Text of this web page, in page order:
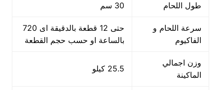
طول اللحام 30 سم
سرعة اللحام و
الفاكيوم
حتى 12 قطعة بالدقيقة اى 720
بالساعة او حسب حجم القطعة
وزن اجمالي
الماكينة
25.5 كيلو